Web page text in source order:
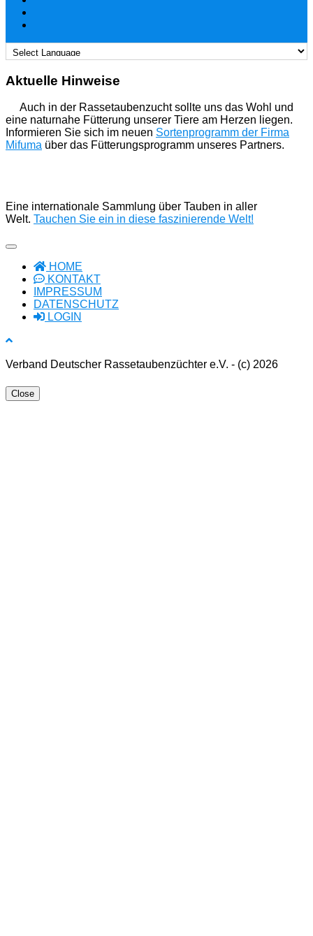
Aktuelle Hinweise
Auch in der Rassetaubenzucht sollte uns das Wohl und
eine naturnahe Fütterung unserer Tiere am Herzen liegen.
Informieren Sie sich im neuen Sortenprogramm der Firma
Mifuma über das Fütterungsprogramm unseres Partners.
Eine internationale Sammlung über Tauben in aller
Welt. Tauchen Sie ein in diese faszinierende Welt!
HOME
KONTAKT
IMPRESSUM
DATENSCHUTZ
LOGIN
Verband Deutscher Rassetaubenzüchter e.V. - (c) 2026
Close